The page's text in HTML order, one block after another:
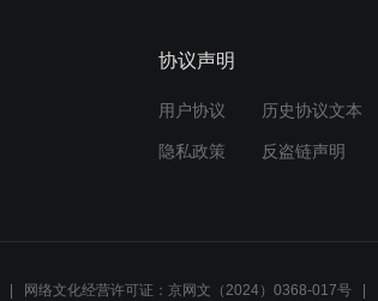
协议声明
用户协议 历史协议文本
隐私政策 反盗链声明
网络文化经营许可证：京网文（2024）0368-017号